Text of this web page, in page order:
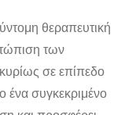
θεραπευτική
των
σε επίπεδο
ένα συγκεκριμένο